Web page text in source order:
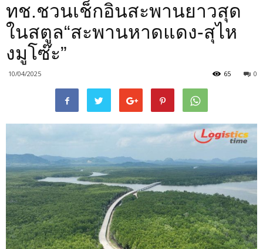
ทช.ชวนเช็กอินสะพานยาวสุด
ในสตูล“สะพานหาดแดง-สุไห
งมูโซ๊ะ”
10/04/2025 0
65